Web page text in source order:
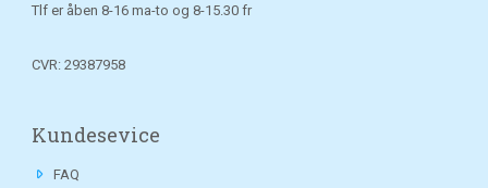
Tlf er åben 8-16 ma-to og 8-15.30 fr
CVR: 29387958
Kundesevice
FAQ